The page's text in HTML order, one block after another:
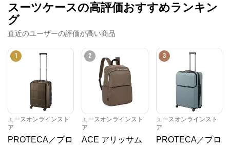
スーツケースの高評価おすすめランキン
グ
直近のユーザーの評価が高い商品
1
エースオンラインスト
ア
PROTECA／プロ
2
エースオンラインスト
ア
ACE アリッサム
3
エースオンラインスト
ア
PROTECA／プロ